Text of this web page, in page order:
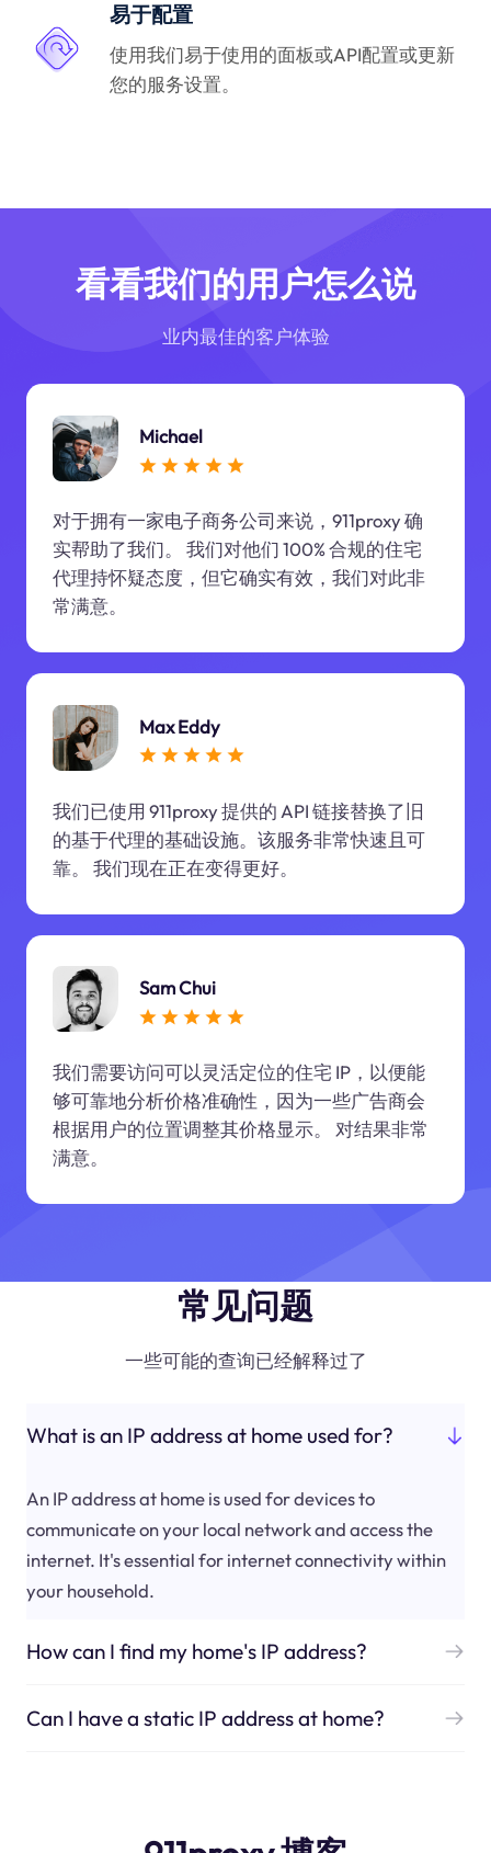
易于配置
使用我们易于使用的面板或API配置或更新
您的服务设置。
看看我们的用户怎么说
业内最佳的客户体验
Michael
对于拥有一家电子商务公司来说，911proxy 确
实帮助了我们。 我们对他们 100% 合规的住宅
代理持怀疑态度，但它确实有效，我们对此非
常满意。
Max Eddy
我们已使用 911proxy 提供的 API 链接替换了旧
的基于代理的基础设施。该服务非常快速且可
靠。 我们现在正在变得更好。
Sam Chui
我们需要访问可以灵活定位的住宅 IP，以便能
够可靠地分析价格准确性，因为一些广告商会
根据用户的位置调整其价格显示。 对结果非常
满意。
常见问题
一些可能的查询已经解释过了
What is an IP address at home used for?
An IP address at home is used for devices to
communicate on your local network and access the
internet. It's essential for internet connectivity within
your household.
How can I find my home's IP address?
Can I have a static IP address at home?